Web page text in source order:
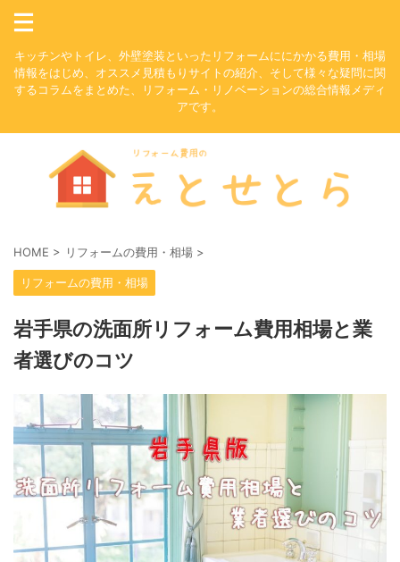
キッチンやトイレ、外壁塗装といったリフォームににかかる費用・相場
情報をはじめ、オススメ見積もりサイトの紹介、そして様々な疑問に関
するコラムをまとめた、リフォーム・リノベーションの総合情報メディ
アです。
HOME > リフォームの費用・相場 >
リフォームの費用・相場
岩手県の洗面所リフォーム費用相場と業
者選びのコツ